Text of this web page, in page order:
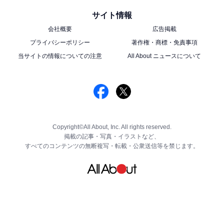
サイト情報
会社概要
広告掲載
プライバシーポリシー
著作権・商標・免責事項
当サイトの情報についての注意
All About ニュースについて
Copyright©All About, Inc. All rights reserved.
掲載の記事・写真・イラストなど、
すべてのコンテンツの無断複写・転載・公衆送信等を禁じます。